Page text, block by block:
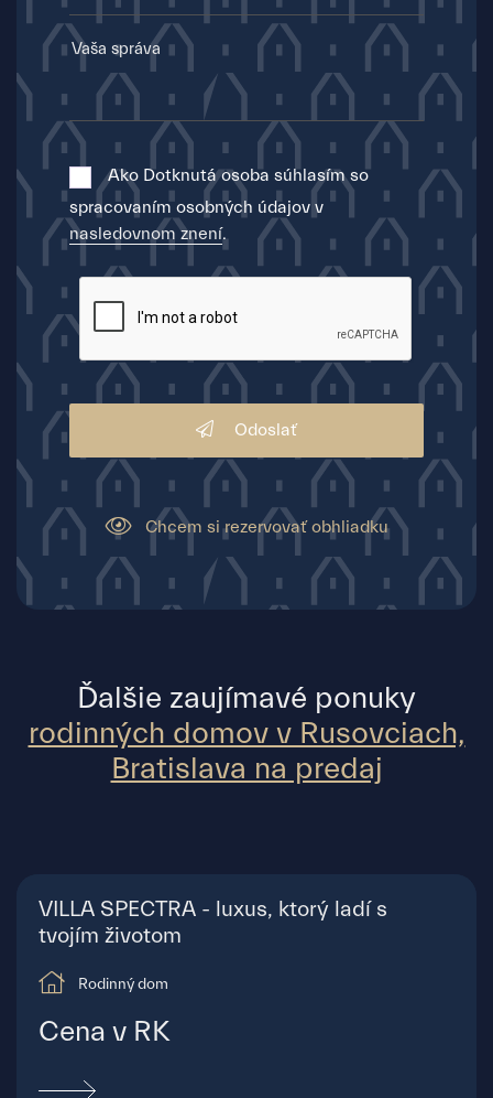
Ako Dotknutá osoba súhlasím so
spracovaním osobných údajov v
nasledovnom znení.
Odoslať
Chcem si rezervovať obhliadku
Ďalšie zaujímavé ponuky
rodinných domov v Rusovciach,
Bratislava na predaj
VILLA SPECTRA - luxus, ktorý ladí s
tvojím životom
Rodinný dom
Cena v RK